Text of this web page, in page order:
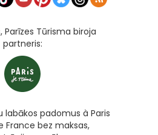
Parīzes Tūrisma biroja
partneris:
padomus à Paris
France bez maksas,